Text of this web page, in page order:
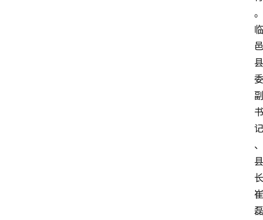
。
临
邑
县
委
副
书
记
、
县
长
崔
磊